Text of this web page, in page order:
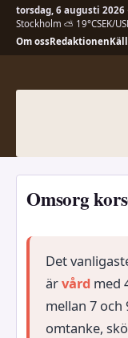
torsdag, 6 augusti 2026
Stockholm ⛅ 19°CSEK/
Om ossRedaktionen
Omsorg
Det
ärvårdmed
mellan 7
omtanke,